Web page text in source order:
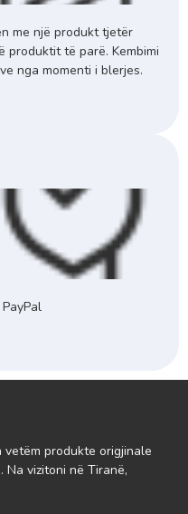
me një produkt tjetër
produktit të parë. Kembimi
nga momenti i blerjes.
produkte origjinale
vizitoni në Tiranë,